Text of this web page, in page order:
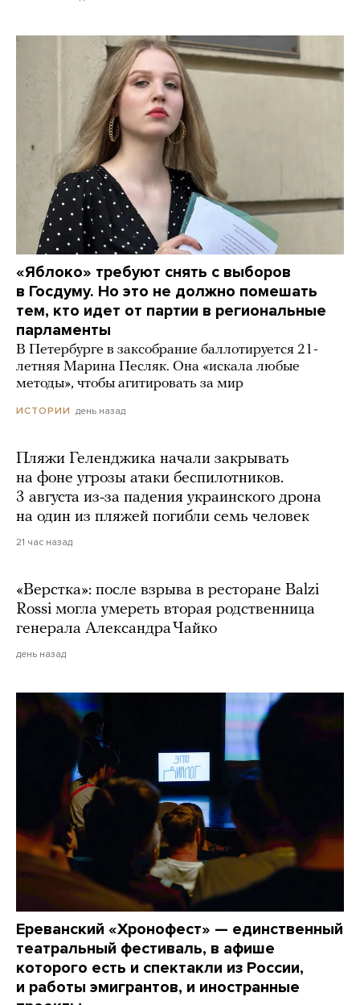
«Яблоко» требуют снять с выборов
в Госдуму. Но это не должно помешать
тем, кто идет от партии в региональные
парламенты
В Петербурге в заксобрание баллотируется 21-
летняя Марина Песляк. Она «искала любые
методы», чтобы агитировать за мир
ИСТОРИИ день назад
Пляжи Геленджика начали закрывать
на фоне угрозы атаки беспилотников.
3 августа из-за падения украинского дрона
на один из пляжей погибли семь человек
21 час назад
«Верстка»: после взрыва в ресторане Balzi
Rossi могла умереть вторая родственница
генерала Александра Чайко
день назад
Ереванский «Хронофест» — единственный
театральный фестиваль, в афише
которого есть и спектакли из России,
и работы эмигрантов, и иностранные